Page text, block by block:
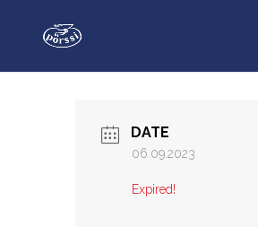
DATE
06.09.2023
Expired!